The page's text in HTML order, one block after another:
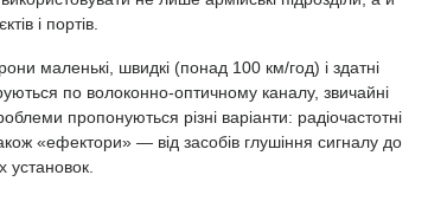
і портів.
маленькі, швидкі (понад 100 км/год) і здатні
по волоконно-оптичному каналу, звичайні
пропонуються різні варіанти: радіочастотні
«ефектори» — від засобів глушіння сигналу до
установок.